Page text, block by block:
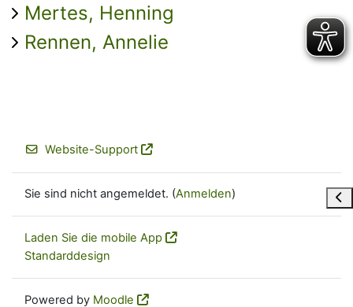
Mertes, Henning
Rennen, Annelie
Website-Support
Sie sind nicht angemeldet. (Anmelden)
Laden Sie die mobile App
Standarddesign
Powered by Moodle